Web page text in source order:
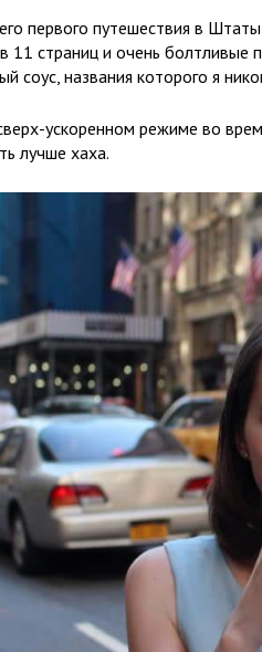
первого путешествия в
11 страниц и очень болтливые
соус, названия которого я
ускоренном режиме во
лучше хаха.